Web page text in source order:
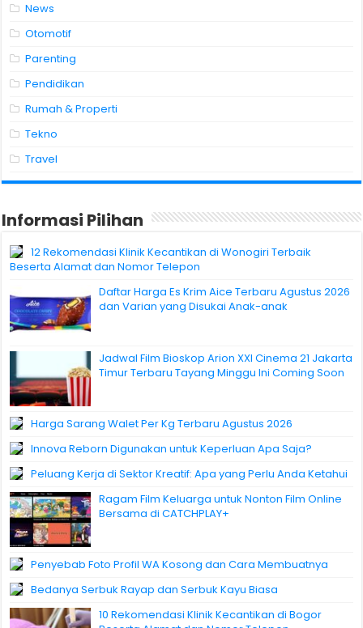
News
Otomotif
Parenting
Pendidikan
Rumah & Properti
Tekno
Travel
Informasi Pilihan
12 Rekomendasi Klinik Kecantikan di Wonogiri Terbaik
Beserta Alamat dan Nomor Telepon
Daftar Harga Es Krim Aice Terbaru Agustus 2026
dan Varian yang Disukai Anak-anak
Jadwal Film Bioskop Arion XXI Cinema 21 Jakarta
Timur Terbaru Tayang Minggu Ini Coming Soon
Harga Sarang Walet Per Kg Terbaru Agustus 2026
Innova Reborn Digunakan untuk Keperluan Apa Saja?
Peluang Kerja di Sektor Kreatif: Apa yang Perlu Anda Ketahui
Ragam Film Keluarga untuk Nonton Film Online
Bersama di CATCHPLAY+
Penyebab Foto Profil WA Kosong dan Cara Membuatnya
Bedanya Serbuk Rayap dan Serbuk Kayu Biasa
10 Rekomendasi Klinik Kecantikan di Bogor